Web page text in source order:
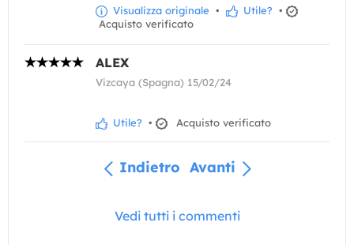
Visualizza originale • Utile? •
Acquisto verificato
ALEX
Vizcaya (Spagna) 15/02/24
Utile? • Acquisto verificato
Indietro Avanti
Vedi tutti i commenti